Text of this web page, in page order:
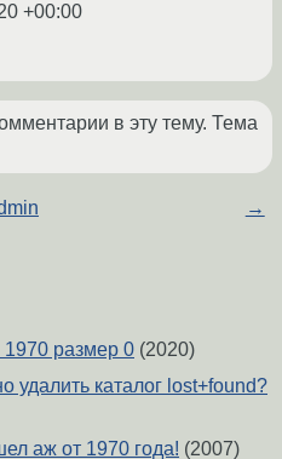
+00:00
в эту тему. Тема
→
размер 0 (2020)
удалить каталог lost+found?
аж от 1970 года! (2007)